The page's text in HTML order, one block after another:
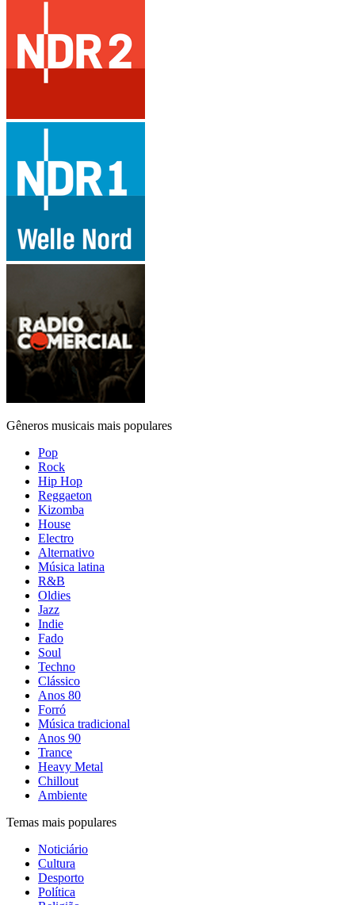
Gêneros musicais mais populares
Pop
Rock
Hip Hop
Reggaeton
Kizomba
House
Electro
Alternativo
Música latina
R&B
Oldies
Jazz
Indie
Fado
Soul
Techno
Clássico
Anos 80
Forró
Música tradicional
Anos 90
Trance
Heavy Metal
Chillout
Ambiente
Temas mais populares
Noticiário
Cultura
Desporto
Política